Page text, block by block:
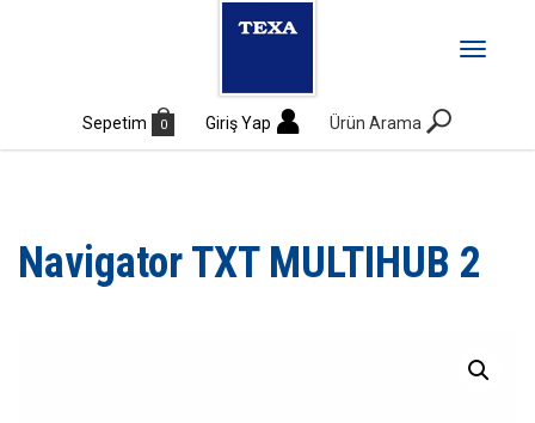
Toggle
Sepetim 0 Giriş Yap Ürün Arama
Navigator TXT MULTIHUB 2